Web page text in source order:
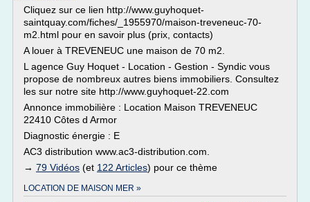
Cliquez sur ce lien http://www.guyhoquet-
saintquay.com/fiches/_1955970/maison-treveneuc-70-
m2.html pour en savoir plus (prix, contacts)
A louer à TREVENEUC une maison de 70 m2.
L agence Guy Hoquet - Location - Gestion - Syndic vous
propose de nombreux autres biens immobiliers. Consultez
les sur notre site http://www.guyhoquet-22.com
Annonce immobilière : Location Maison TREVENEUC
22410 Côtes d Armor
Diagnostic énergie : E
AC3 distribution www.ac3-distribution.com.
→ 79 Vidéos (et 122 Articles) pour ce thème
LOCATION DE MAISON MER »